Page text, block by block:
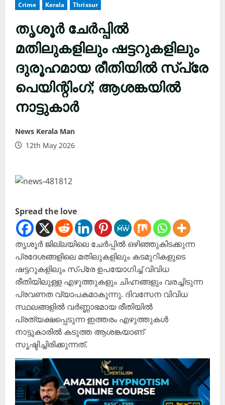
Crime Kerala Thrissur
തൃശൂർ ചേർപ്പിൽ
മതിലുകളിലും ഷട്ടറുകളിലും
ദുരൂഹമായ രീതിയിൽ സ്‌പ്രേ
പെയിന്റിംഗ്; ആശങ്കയിൽ
നാട്ടുകാർ
News Kerala Man
12th May 2026
Spread the love
തൃശൂർ ജില്ലയിലെ ചേർപ്പിൽ ഒഴിഞ്ഞുകിടക്കുന്ന
പ്രദേശങ്ങളിലെ മതിലുകളിലും കടമുറികളുടെ
ഷട്ടറുകളിലും സ്‌പ്രേ ഉപയോഗിച്ച് വിവിധ
രീതിയിലുള്ള എഴുത്തുകളും ചിഹ്നങ്ങളും വരച്ചിടുന്ന
പ്രവണത വ്യാപകമാകുന്നു. ദിവസേന വിവിധ
സ്ഥലങ്ങളിൽ വർണ്ണാഭമായ രീതിയിൽ
പ്രത്യക്ഷപ്പെടുന്ന ഇത്തരം എഴുത്തുകൾ
നാട്ടുകാരിൽ കടുത്ത ആശങ്കയാണ്
സൃഷ്ടിച്ചിരിക്കുന്നത്.